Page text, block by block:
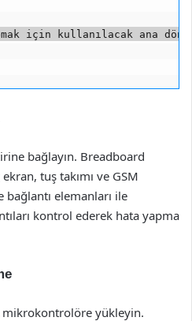
için kullanılacak ana
bağlayın. Breadboard
tuş takımı ve GSM
elemanları ile
kontrol ederek hata yapma
mikrokontrolöre yükleyin.